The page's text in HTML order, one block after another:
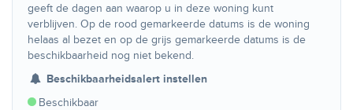
geeft de dagen aan waarop u in deze woning kunt
verblijven. Op de rood gemarkeerde datums is de woning
helaas al bezet en op de grijs gemarkeerde datums is de
beschikbaarheid nog niet bekend.
Beschikbaarheidsalert instellen
Beschikbaar